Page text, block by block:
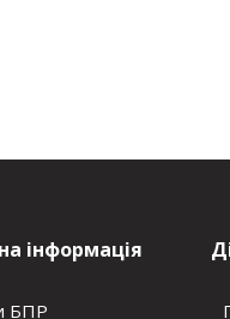
інформація
БПР